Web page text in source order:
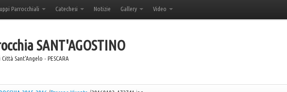
Parrocchiali Catechesi Notizie Gallery Video
SANT'AGOSTINO
Sant'Angelo - PESCARA